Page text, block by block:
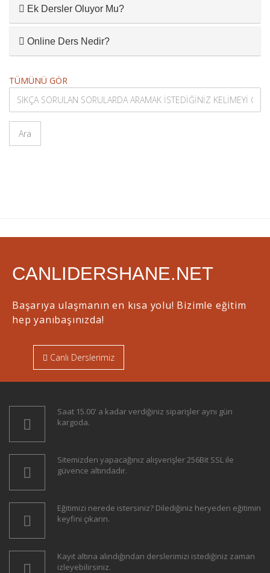
Ek Dersler Oluyor Mu?
Online Ders Nedir?
TÜMÜNÜ GÖR
Ara
CANLIDERSHANE.NET
Başarıya ulaşmanın en kısa yolu! Bizimle eğitim
hep yanıbaşınızda!
Canlı Derslerimiz
Saat 15.00' a kadar verdiğiniz siparişler aynı gün
kargoda.
Sitemizden yapacağınız alışverişler 256Bit SSL ile
güvence altındadır.
Eğitimizi nerede istersiniz? Dilediğiniz heryeden eğitimin
keyfini çıkarın.
Kayıt altına alındığından derslerimizi istediğiniz zaman
izleyebilirsiniz.